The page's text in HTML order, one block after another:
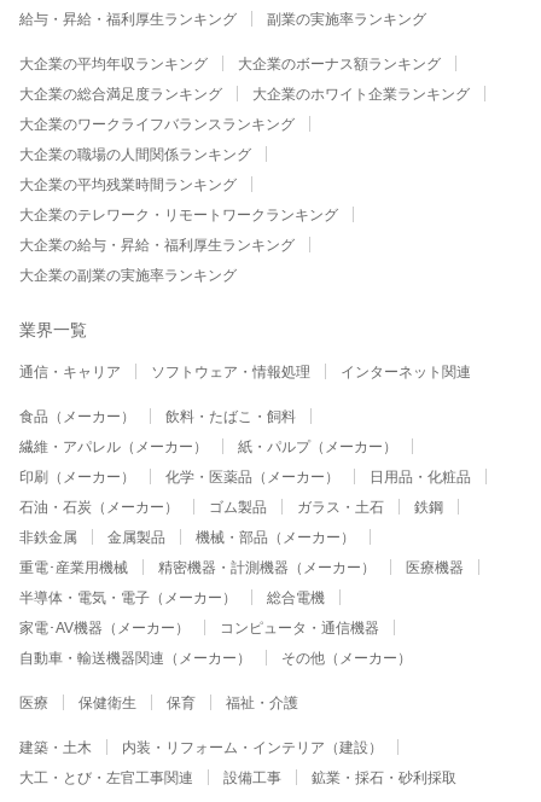
給与・昇給・福利厚生ランキング
副業の実施率ランキング
大企業の平均年収ランキング
大企業のボーナス額ランキング
大企業の総合満足度ランキング
大企業のホワイト企業ランキング
大企業のワークライフバランスランキング
大企業の職場の人間関係ランキング
大企業の平均残業時間ランキング
大企業のテレワーク・リモートワークランキング
大企業の給与・昇給・福利厚生ランキング
大企業の副業の実施率ランキング
業界一覧
通信・キャリア ソフトウェア・情報処理 インターネット関連
食品（メーカー）
飲料・たばこ・飼料
繊維・アパレル（メーカー）
紙・パルプ（メーカー）
印刷（メーカー）
化学・医薬品（メーカー）
日用品・化粧品
石油・石炭（メーカー）
ゴム製品 ガラス・土石
鉄鋼
非鉄金属
金属製品
機械・部品（メーカー）
重電･産業用機械
精密機器・計測機器（メーカー）
医療機器
半導体・電気・電子（メーカー）
総合電機
家電･AV機器（メーカー）
コンピュータ・通信機器
自動車・輸送機器関連（メーカー）
その他（メーカー）
医療 保健衛生 保育 福祉・介護
建築・土木
内装・リフォーム・インテリア（建設）
大工・とび・左官工事関連
設備工事 鉱業・採石・砂利採取